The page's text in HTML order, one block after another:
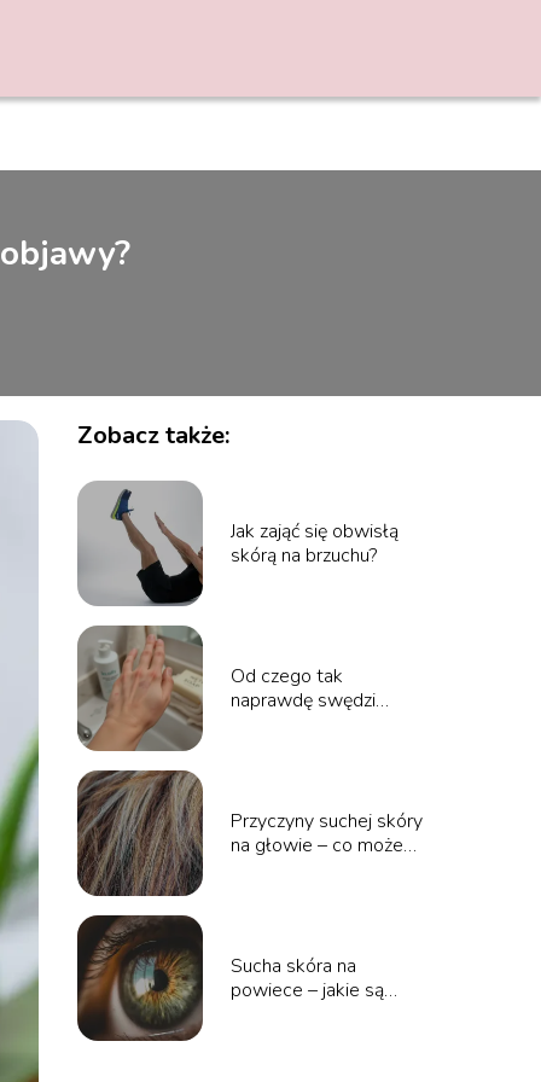
Zobacz także:
Jak zająć się obwisłą
skórą na brzuchu?
Od czego tak
naprawdę swędzi
Przyczyny suchej skóry
na głowie – co może
Sucha skóra na
powiece – jakie są